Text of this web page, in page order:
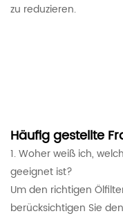
zu reduzieren.
Häufig gestellte
1. Woher weiß ich,
geeignet ist?
Um den richtigen
berücksichtigen Sie